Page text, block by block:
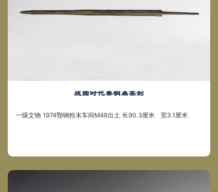
战国时代秦铜扁茎剑
一级文物 1974鄂钢粉末车间M49出土 长90.3厘米 宽3.1厘米